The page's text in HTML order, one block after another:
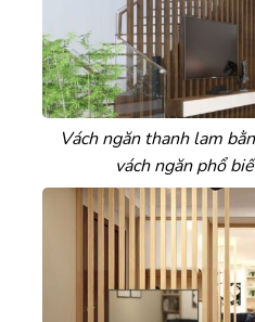
Vách ngăn thanh lam
vách ngăn phổ